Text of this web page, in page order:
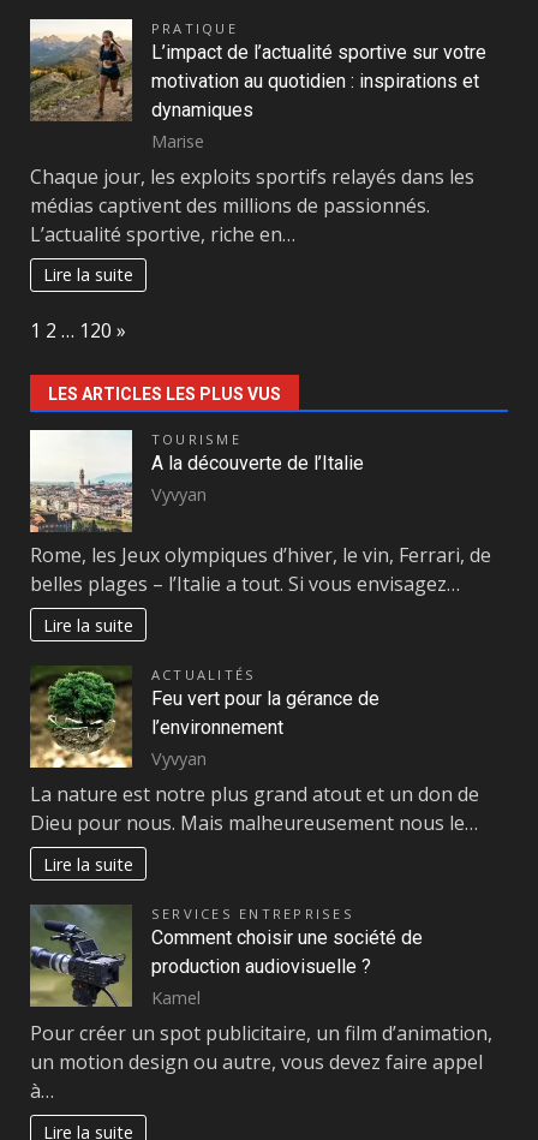
PRATIQUE
L’impact de l’actualité sportive sur votre
motivation au quotidien : inspirations et
dynamiques
Marise
Chaque jour, les exploits sportifs relayés dans les
médias captivent des millions de passionnés.
L’actualité sportive, riche en…
Lire la suite
Page:
1 2 … 120 Next
»
LES ARTICLES LES PLUS VUS
TOURISME
A la découverte de l’Italie
Vyvyan
Rome, les Jeux olympiques d’hiver, le vin, Ferrari, de
belles plages – l’Italie a tout. Si vous envisagez…
Lire la suite
ACTUALITÉS
Feu vert pour la gérance de
l’environnement
Vyvyan
La nature est notre plus grand atout et un don de
Dieu pour nous. Mais malheureusement nous le…
Lire la suite
SERVICES ENTREPRISES
Comment choisir une société de
production audiovisuelle ?
Kamel
Pour créer un spot publicitaire, un film d’animation,
un motion design ou autre, vous devez faire appel
à…
Lire la suite